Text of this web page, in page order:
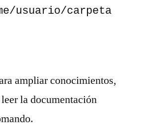
usuario/carpeta
ampliar conocimientos,
la documentación